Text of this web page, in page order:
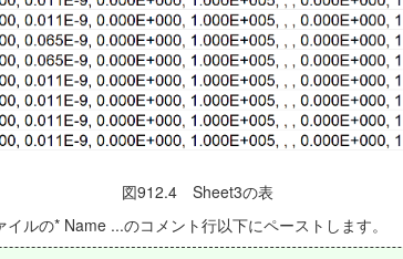
図912.4 Sheet3の表
イルの* Name ...のコメント行以下にペーストします。